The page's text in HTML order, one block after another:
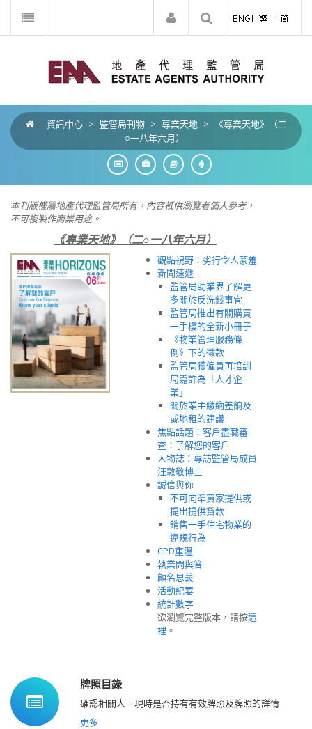
資訊中心 > 監管局刊物 > 專業天地 >
《專業天地》（二
○一八年六月）
本刊版權屬地產代理監管局所有，內容祇供瀏覽者個人參考，
不可複製作商業用途。
《專業天地》（二○一八年六月）
觀點視野：劣行令人蒙羞
新聞速遞
監管局助業界了解更
多關於反洗錢事宜
監管局推出有關購買
一手樓的全新小冊子
《物業管理服務條
例》下的徵款
監管局獲僱員再培訓
局嘉許為「人才企
業」
關於業主繳納差餉及
或地租的建議
焦點話題：客戶盡職審
查：了解您的客戶
人物誌：專訪監管局成員
汪敦敬博士
誠信與你
不可向準買家提供或
提出提供貸款
銷售一手住宅物業的
違規行為
CPD重溫
執業問與答
顧名思義
活動紀要
統計數字
欲瀏覽完整版本，請按這
裡 。
牌照目錄
確認相關人士現時是否持有有效牌照及牌照的詳情
更多